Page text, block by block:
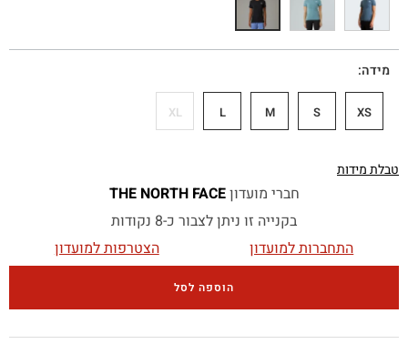
מידה
XS
S
M
L
XL
טבלת מידות
חברי מועדוןTHE NORTH FACE
בקנייה זו ניתן לצבור כ-8 נקודות
התחברות למועדון
הצטרפות למועדון
הוספה לסל